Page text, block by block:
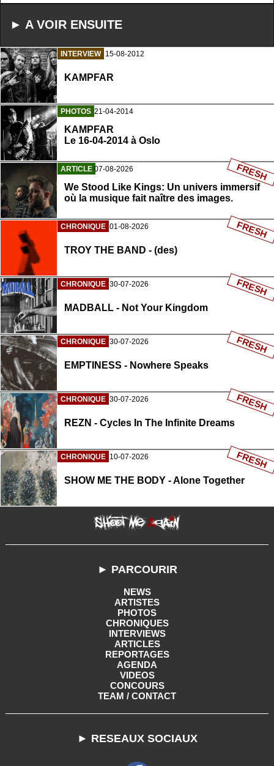
► A VOIR ENSUITE
INTERVIEW 15-08-2012
KAMPFAR
PHOTOS 21-04-2014
KAMPFAR
Le 16-04-2014 à Oslo
ARTICLE 07-08-2026
We Stood Like Kings: Un univers immersif
où la musique fait naître des images.
FRESH
CHRONIQUE 01-08-2026
TROY THE BAND - (des)
FRESH
CHRONIQUE 30-07-2026
MADBALL - Not Your Kingdom
FRESH
CHRONIQUE 30-07-2026
EMPTINESS - Nowhere Speaks
FRESH
CHRONIQUE 30-07-2026
REZN - Cycles In The Infinite Dreams
FRESH
CHRONIQUE 10-07-2026
SHOW ME THE BODY - Alone Together
FRESH
► PARCOURIR
NEWS
ARTISTES
PHOTOS
CHRONIQUES
INTERVIEWS
ARTICLES
REPORTAGES
AGENDA
VIDEOS
CONCOURS
TEAM / CONTACT
► RESEAUX SOCIAUX